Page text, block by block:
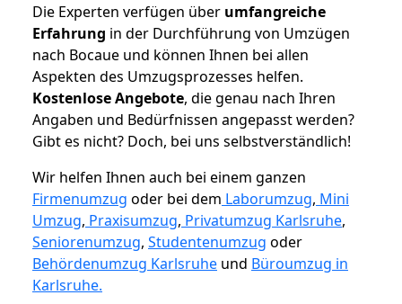
Die Experten verfügen über umfangreiche
Erfahrung in der Durchführung von Umzügen
nach Bocaue und können Ihnen bei allen
Aspekten des Umzugsprozesses helfen.
Kostenlose Angebote, die genau nach Ihren
Angaben und Bedürfnissen angepasst werden?
Gibt es nicht? Doch, bei uns selbstverständlich!
Wir helfen Ihnen auch bei einem ganzen
Firmenumzug oder bei dem Laborumzug, Mini
Umzug, Praxisumzug, Privatumzug Karlsruhe,
Seniorenumzug, Studentenumzug oder
Behördenumzug Karlsruhe und Büroumzug in
Karlsruhe.